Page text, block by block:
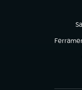
(abre